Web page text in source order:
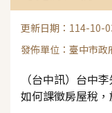
更新日期：114-10-
發佈單位：臺中市政
（台中訊）台中
如何課徵房屋稅